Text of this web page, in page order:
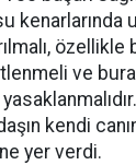
kenarlarında
ve
kendi
yer verdi.